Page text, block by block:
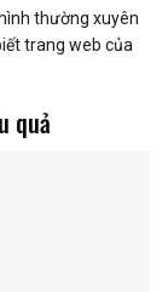
thường xuyên
trang web của
quả